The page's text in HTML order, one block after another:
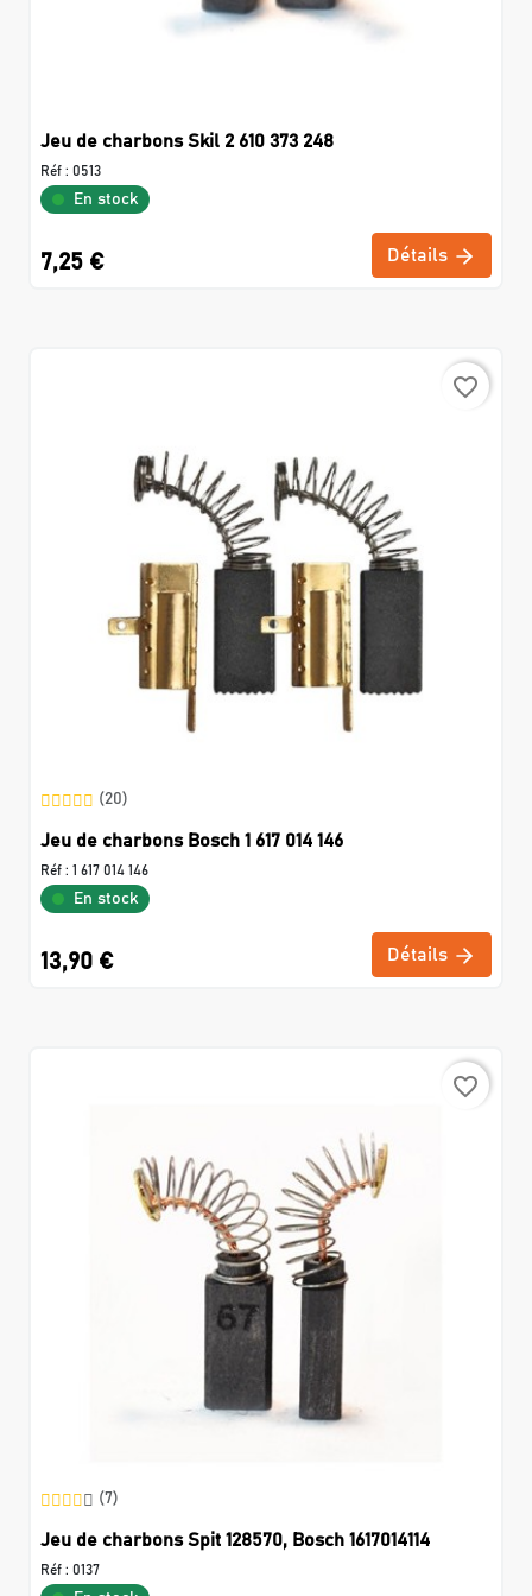
Jeu de charbons Skil 2 610 373 248
Réf : 0513
En stock
7,25 € Détails
favorite_border
(20)
Jeu de charbons Bosch 1 617 014 146
Réf : 1 617 014 146
En stock
13,90 € Détails
favorite_border
(7)
Jeu de charbons Spit 128570, Bosch 1617014114
Réf : 0137